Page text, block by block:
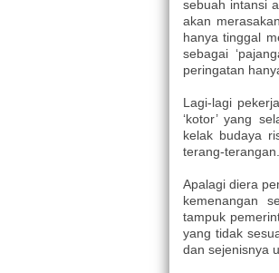
sebuah intansi
akan
hanya tinggal
sebagai
peringatan
Lagi-lagi
‘kotor’ yang
kelak budaya
terang-
Apalagi diera
kemenangan
tampuk
yang tidak
dan sejenisnya